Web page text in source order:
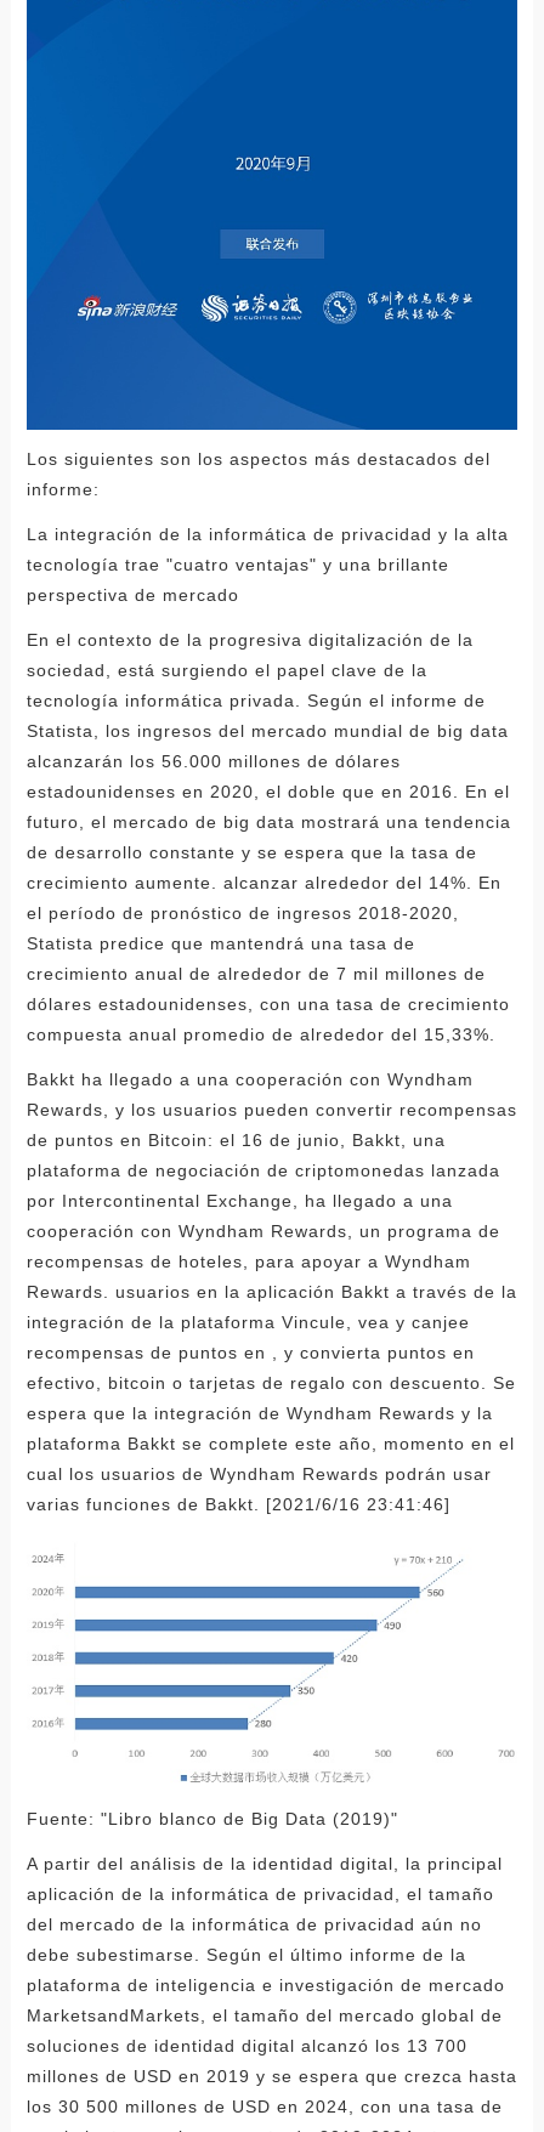
Los siguientes son los aspectos más destacados del
informe:
La integración de la informática de privacidad y la alta
tecnología trae "cuatro ventajas" y una brillante
perspectiva de mercado
En el contexto de la progresiva digitalización de la
sociedad, está surgiendo el papel clave de la
tecnología informática privada. Según el informe de
Statista, los ingresos del mercado mundial de big data
alcanzarán los 56.000 millones de dólares
estadounidenses en 2020, el doble que en 2016. En el
futuro, el mercado de big data mostrará una tendencia
de desarrollo constante y se espera que la tasa de
crecimiento aumente. alcanzar alrededor del 14%. En
el período de pronóstico de ingresos 2018-2020,
Statista predice que mantendrá una tasa de
crecimiento anual de alrededor de 7 mil millones de
dólares estadounidenses, con una tasa de crecimiento
compuesta anual promedio de alrededor del 15,33%.
Bakkt ha llegado a una cooperación con Wyndham
Rewards, y los usuarios pueden convertir recompensas
de puntos en Bitcoin: el 16 de junio, Bakkt, una
plataforma de negociación de criptomonedas lanzada
por Intercontinental Exchange, ha llegado a una
cooperación con Wyndham Rewards, un programa de
recompensas de hoteles, para apoyar a Wyndham
Rewards. usuarios en la aplicación Bakkt a través de la
integración de la plataforma Vincule, vea y canjee
recompensas de puntos en , y convierta puntos en
efectivo, bitcoin o tarjetas de regalo con descuento. Se
espera que la integración de Wyndham Rewards y la
plataforma Bakkt se complete este año, momento en el
cual los usuarios de Wyndham Rewards podrán usar
varias funciones de Bakkt. [2021/6/16 23:41:46]
Fuente: "Libro blanco de Big Data (2019)"
A partir del análisis de la identidad digital, la principal
aplicación de la informática de privacidad, el tamaño
del mercado de la informática de privacidad aún no
debe subestimarse. Según el último informe de la
plataforma de inteligencia e investigación de mercado
MarketsandMarkets, el tamaño del mercado global de
soluciones de identidad digital alcanzó los 13 700
millones de USD en 2019 y se espera que crezca hasta
los 30 500 millones de USD en 2024, con una tasa de